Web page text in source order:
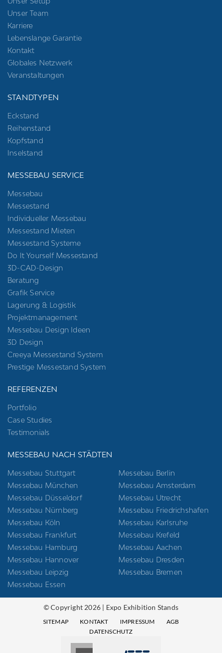
Unser Team
Karriere
Lebenslange Garantie
Kontakt
Globales Netzwerk
Veranstaltungen
STANDTYPEN
Eckstand
Reihenstand
Kopfstand
Inselstand
MESSEBAU SERVICE
Messebau
Messestand
Individueller Messebau
Messestand Mieten
Messestand Systeme
Do It Yourself Messestand
3D-CAD-Design
Beratung
Grafik Service
Lagerung & Logistik
Projektmanagement
Messebau Design Ideen
3D Design
Creeya Messestand System
Prestige Messestand System
REFERENZEN
Portfolio
Case Studies
Testimonials
MESSEBAU NACH STÄDTEN
Messebau Stuttgart
Messebau München
Messebau Düsseldorf
Messebau Nürnberg
Messebau Köln
Messebau Frankfurt
Messebau Hamburg
Messebau Hannover
Messebau Leipzig
Messebau Essen
Messebau Berlin
Messebau Amsterdam
Messebau Utrecht
Messebau Friedrichshafen
Messebau Karlsruhe
Messebau Krefeld
Messebau Aachen
Messebau Dresden
Messebau Bremen
© Copyright 2026 | Expo Exhibition Stands
SITEMAP KONTAKT IMPRESSUM
AGB
DATENSCHUTZ